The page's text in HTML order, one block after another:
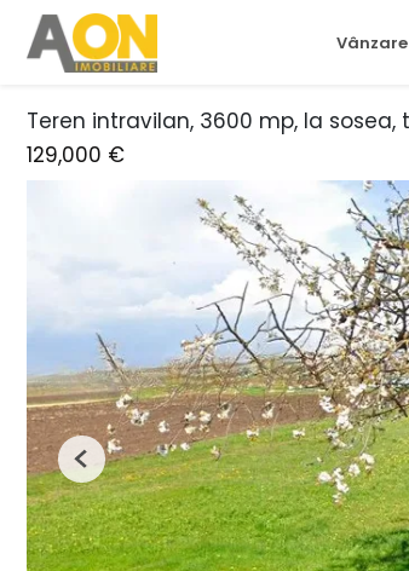
Vânzare
Teren intravilan, 3600 mp, la
129,000 €
Previous